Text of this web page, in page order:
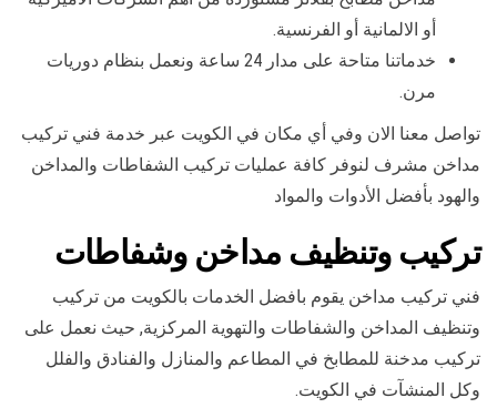
أو الالمانية أو الفرنسية.
خدماتنا متاحة على مدار 24 ساعة ونعمل بنظام دوريات
مرن.
تواصل معنا الان وفي أي مكان في الكويت عبر خدمة فني تركيب
مداخن مشرف لنوفر كافة عمليات تركيب الشفاطات والمداخن
والهود بأفضل الأدوات والمواد
تركيب وتنظيف مداخن وشفاطات
فني تركيب مداخن يقوم بافضل الخدمات بالكويت من تركيب
وتنظيف المداخن والشفاطات والتهوية المركزية, حيث نعمل على
تركيب مدخنة للمطابخ في المطاعم والمنازل والفنادق والفلل
وكل المنشآت في الكويت.